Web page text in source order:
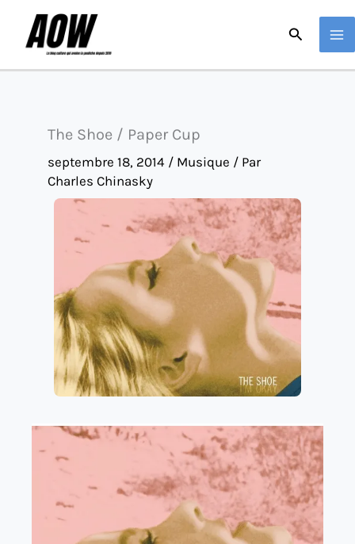
The Shoe / Paper Cup
septembre 18, 2014 / Musique / Par
Charles Chinasky